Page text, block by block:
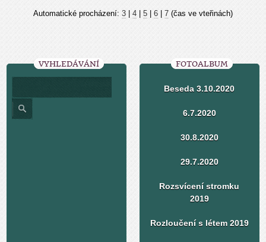
Automatické procházení: 3 4 5 6 7 (čas ve vteřinách)
VYHLEDÁVÁNÍ FOTOALBUM
Beseda 3.10.2020
6.7.2020
30.8.2020
29.7.2020
Rozsvícení stromku
2019
Rozloučení s létem 2019